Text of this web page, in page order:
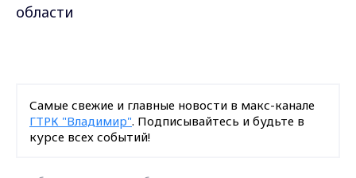
области
Самые свежие и главные новости в макс-канале
ГТРК "Владимир". Подписывайтесь и будьте в
курсе всех событий!